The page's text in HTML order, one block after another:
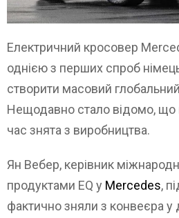
Електричний кросовер
однією з перших спроб
створити масовий
Нещодавно стало відомо,
час знята з виробництва.
Ян Вебер, керівник
продуктами EQ у Mercedes,
фактично зняли з конвеєра у